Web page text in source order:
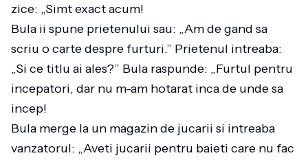
zice: „Simt exact acum!
Bula ii spune prietenului sau: „Am de gand sa
scriu o carte despre furturi.” Prietenul intreaba:
„Si ce titlu ai ales?” Bula raspunde: „Furtul pentru
incepatori, dar nu m-am hotarat inca de unde sa
incep!
Bula merge la un magazin de jucarii si intreaba
vanzatorul: „Aveti jucarii pentru baieti care nu fac